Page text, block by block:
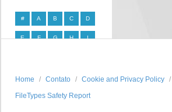
# A B C D
E F G H I
P S
T U V W X
Home Contato
Cookie and Privacy Policy
FileTypes Safety Report